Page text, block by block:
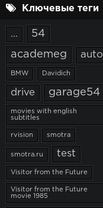
Ключевые теги
... 54
academeg auto
BMW Davidich
drive garage54
movies with english
subtitles
rvision smotra
smotra.ru test
Visitor from the Future
Visitor from the Future
movie 1985